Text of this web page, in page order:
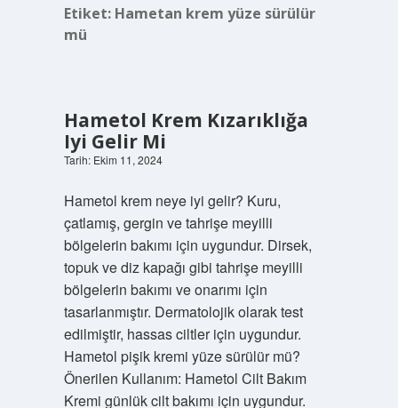
Etiket: Hametan krem yüze sürülür
mü
Hametol Krem Kızarıklığa
Iyi Gelir Mi
Tarih: Ekim 11, 2024
Hametol krem neye iyi gelir? Kuru,
çatlamış, gergin ve tahrişe meyilli
bölgelerin bakımı için uygundur. Dirsek,
topuk ve diz kapağı gibi tahrişe meyilli
bölgelerin bakımı ve onarımı için
tasarlanmıştır. Dermatolojik olarak test
edilmiştir, hassas ciltler için uygundur.
Hametol pişik kremi yüze sürülür mü?
Önerilen Kullanım: Hametol Cilt Bakım
Kremi günlük cilt bakımı için uygundur.